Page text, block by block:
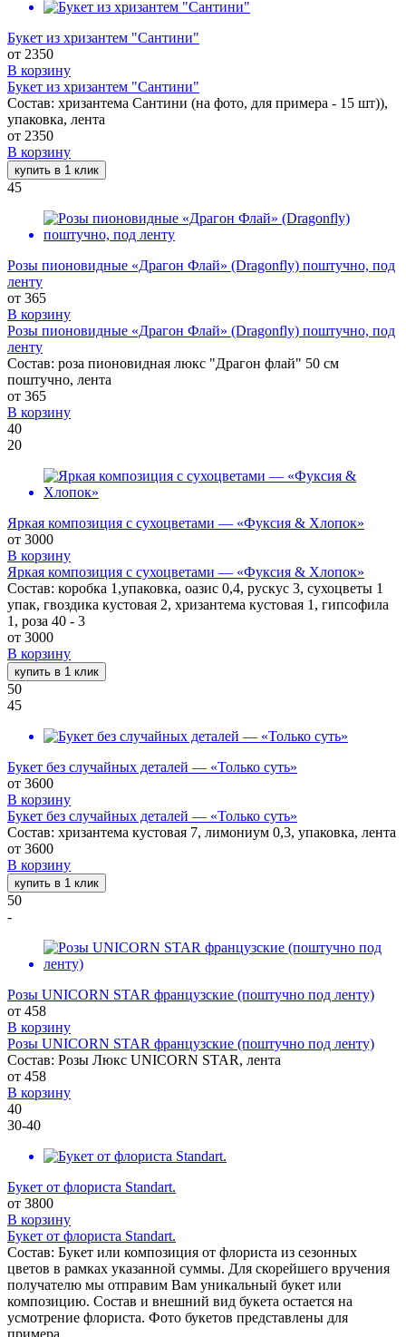
Букет из хризантем "Сантини"
от 2350
В корзину
Букет из хризантем "Сантини"
Состав: хризантема Сантини (на фото, для примера - 15 шт)),
упаковка, лента
от 2350
В корзину
купить в 1 клик
45
Розы пионовидные «Драгон Флай» (Dragonfly) поштучно, под
ленту
от 365
В корзину
Розы пионовидные «Драгон Флай» (Dragonfly) поштучно, под
ленту
Состав: роза пионовидная люкс "Драгон флай" 50 см
поштучно, лента
от 365
В корзину
40
20
Яркая композиция с сухоцветами — «Фуксия & Хлопок»
от 3000
В корзину
Яркая композиция с сухоцветами — «Фуксия & Хлопок»
Состав: коробка 1,упаковка, оазис 0,4, рускус 3, сухоцветы 1
упак, гвоздика кустовая 2, хризантема кустовая 1, гипсофила
1, роза 40 - 3
от 3000
В корзину
купить в 1 клик
50
45
Букет без случайных деталей — «Только суть»
от 3600
В корзину
Букет без случайных деталей — «Только суть»
Состав: хризантема кустовая 7, лимониум 0,3, упаковка, лента
от 3600
В корзину
купить в 1 клик
50
-
Розы UNICORN STAR французские (поштучно под ленту)
от 458
В корзину
Розы UNICORN STAR французские (поштучно под ленту)
Состав: Розы Люкс UNICORN STAR, лента
от 458
В корзину
40
30-40
Букет от флориста Standart.
от 3800
В корзину
Букет от флориста Standart.
Состав: Букет или композиция от флориста из сезонных
цветов в рамках указанной суммы. Для скорейшего вручения
получателю мы отправим Вам уникальный букет или
композицию. Состав и внешний вид букета остается на
усмотрение флориста. Фото букетов представлены для
примера.